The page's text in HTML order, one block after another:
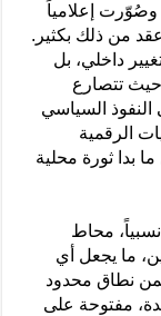
إعلامياً
من ذلك بكثير.
داخلي، بل
تتصارع
النفوذ السياسي
الرقمية
بدا ثورة محلية
محاط
ما يجعل أي
ضمن نطاق محدود
مفتوحة على